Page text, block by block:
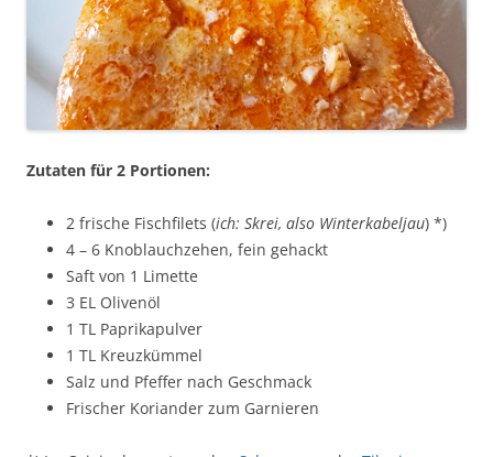
Zutaten für 2 Portionen:
2 frische Fischfilets (ich: Skrei, also Winterkabeljau) *)
4 – 6 Knoblauchzehen, fein gehackt
Saft von 1 Limette
3 EL Olivenöl
1 TL Paprikapulver
1 TL Kreuzkümmel
Salz und Pfeffer nach Geschmack
Frischer Koriander zum Garnieren